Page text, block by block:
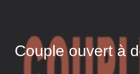
Couple ouvert à